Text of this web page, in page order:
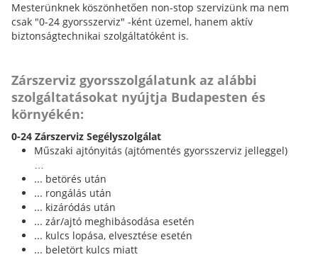
Mesterünknek köszönhetően non-stop szervizünk ma nem
csak "0-24 gyorsszerviz" -ként üzemel, hanem aktív
biztonságtechnikai szolgáltatóként is.
Zárszerviz gyorsszolgálatunk az alábbi
szolgáltatásokat nyújtja Budapesten és
környékén:
0-24 Zárszerviz Segélyszolgálat
Műszaki ajtónyitás (ajtómentés gyorsszerviz jelleggel)
…
... betörés után
... rongálás után
... kizáródás után
... zár/ajtó meghibásodása esetén
... kulcs lopása, elvesztése esetén
... beletört kulcs miatt